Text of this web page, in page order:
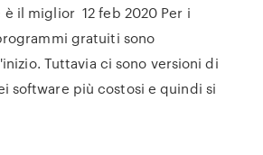
il miglior 12 feb 2020 Per i
gratuiti sono
Tuttavia ci sono versioni di
software più costosi e quindi si